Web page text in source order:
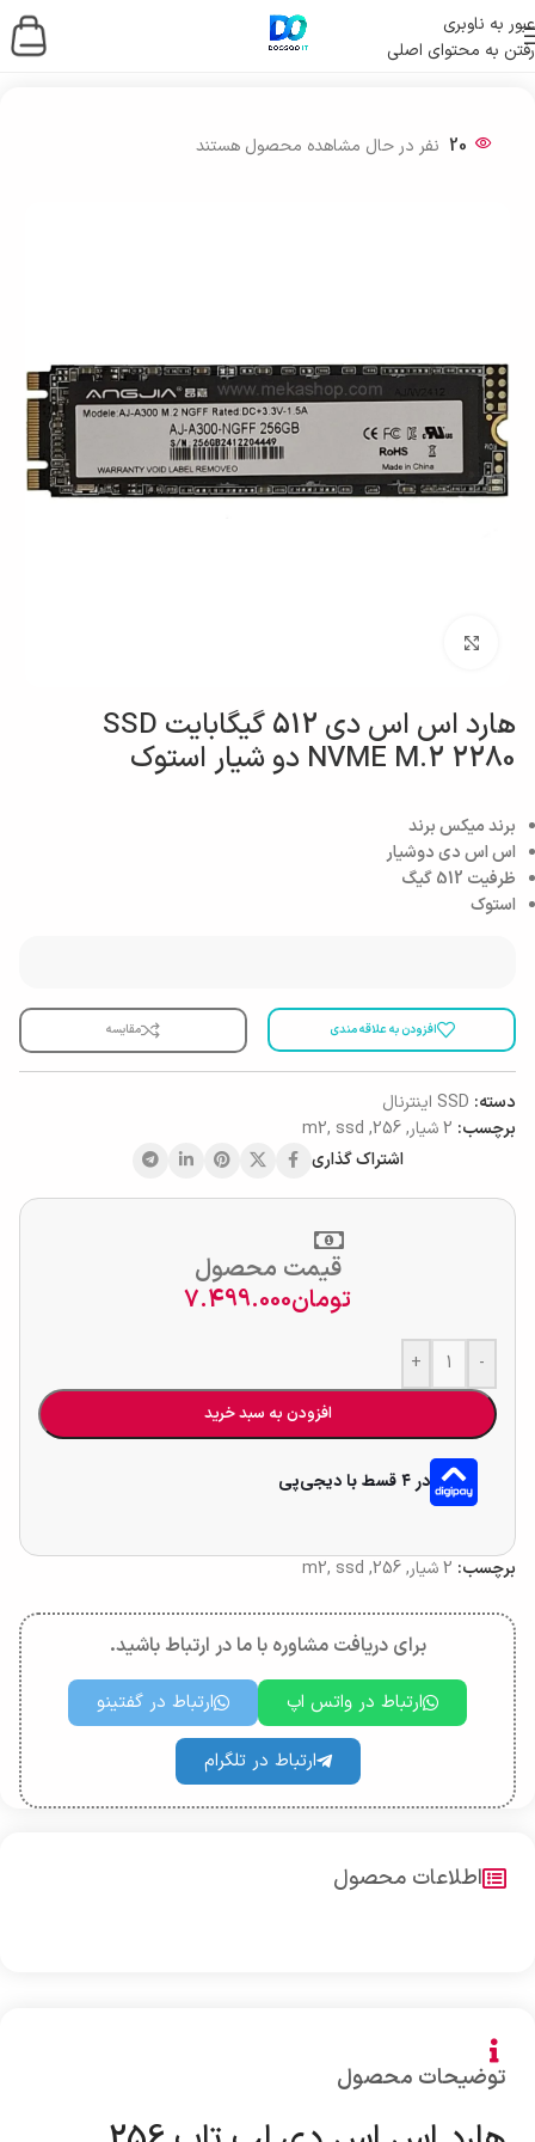
عبور به ناوبری
رفتن به محتوای اصلی
خانه/ ذخیره ساز اطلاعات
20 نفر در حال مشاهده محصول هستند
هارد اس اس دی 512 گیگابایت SSD
NVME M.2 2280 دو شیار استوک
برند میکس برند
اس اس دی دوشیار
ظرفیت 512 گیگ
استوک
افزودن به علاقه مندی مقایسه
دسته: SSD اینترنال
برچسب: 2 شیار ,
256
,
m2, ssd
اشتراک گذاری
قیمت محصول
تومان7.499.000
-
+
افزودن به سبد خرید
در ۴ قسط با دیجی‌پی
برچسب: 2 شیار ,
256
,
m2, ssd
برای دریافت مشاوره با ما در ارتباط باشید.
ارتباط در واتس اپ ارتباط در گفتینو
ارتباط در تلگرام
توضیحات محصول
اطلاعات محصول